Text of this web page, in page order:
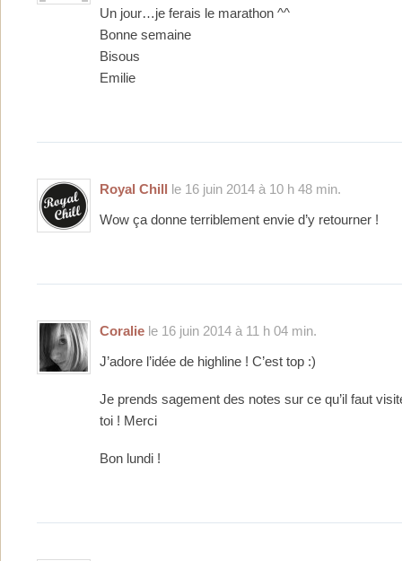
Un jour…je ferais le marathon ^^
Bonne semaine
Bisous
Emilie
Royal Chill le 16 juin 2014 à 10 h 48 min.
Wow ça donne terriblement envie d’y retourner !
Coralie le 16 juin 2014 à 11 h 04 min.
J’adore l’idée de highline ! C’est top :)
Je prends sagement des notes sur ce qu’il faut
toi ! Merci
Bon lundi !